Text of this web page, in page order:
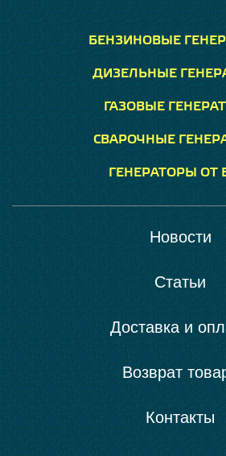
БЕНЗИНОВЫЕ
ДИЗЕЛЬНЫЕ
ГАЗОВЫЕ
СВАРОЧНЫЕ
ГЕНЕРАТОРЫ ОТ
Новости
Статьи
Доставка и
Возврат
Контакты